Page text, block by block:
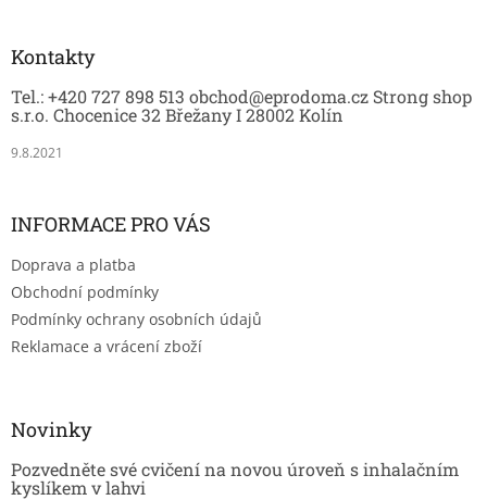
Kontakty
Tel.: +420 727 898 513 obchod@eprodoma.cz Strong shop
s.r.o. Chocenice 32 Břežany I 28002 Kolín
9.8.2021
INFORMACE PRO VÁS
Doprava a platba
Obchodní podmínky
Podmínky ochrany osobních údajů
Reklamace a vrácení zboží
Novinky
Pozvedněte své cvičení na novou úroveň s inhalačním
kyslíkem v lahvi